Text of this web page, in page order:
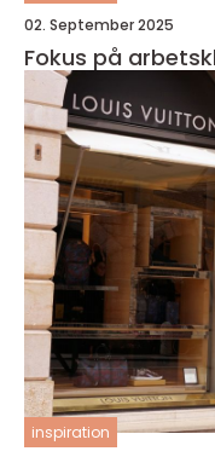
02. September 2025
Fokus på
inspiration